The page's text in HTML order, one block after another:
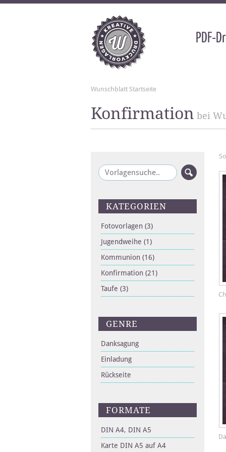
PDF-
Wunschblatt Startseite
Konfirmation bei
KATEGORIEN
Fotovorlagen (3)
Jugendweihe (1)
Kommunion (16)
Konfirmation (21)
Taufe (3)
GENRE
Danksagung
Einladung
Rückseite
FORMATE
DIN A4, DIN A5
Karte DIN A5 auf A4